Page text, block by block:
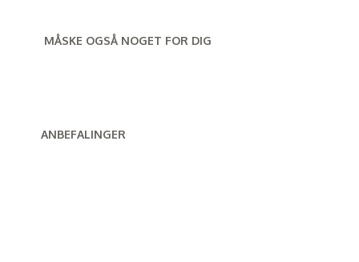
MÅSKE OGSÅ NOGET FOR DIG
ANBEFALINGER